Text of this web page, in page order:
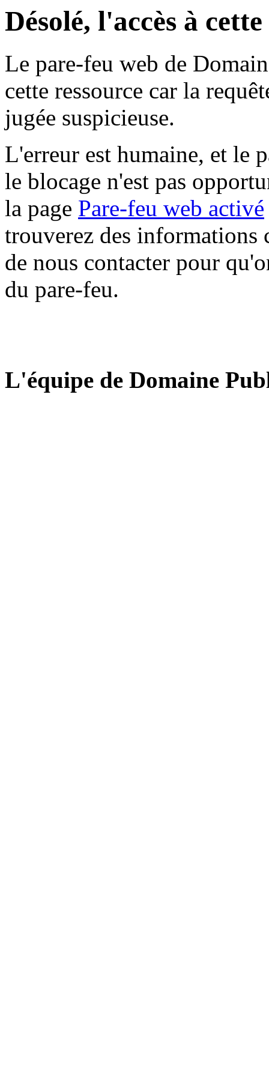
Désolé, l'accès à
Le pare-feu web de
cette ressource car la
jugée suspicieuse.
L'erreur est humaine, et le
le blocage n'est pas
la page Pare-feu web activé
trouverez des informations
de nous contacter pour
du pare-feu.
L'équipe de Domaine